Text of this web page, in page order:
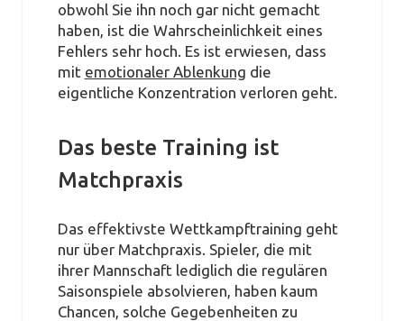
obwohl Sie ihn noch gar nicht gemacht
haben, ist die Wahrscheinlichkeit eines
Fehlers sehr hoch. Es ist erwiesen, dass
mit emotionaler Ablenkung die
eigentliche Konzentration verloren geht.
Das beste Training ist
Matchpraxis
Das effektivste Wettkampftraining geht
nur über Matchpraxis. Spieler, die mit
ihrer Mannschaft lediglich die regulären
Saisonspiele absolvieren, haben kaum
Chancen, solche Gegebenheiten zu